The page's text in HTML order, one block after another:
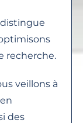
recherche.
veillons à
des